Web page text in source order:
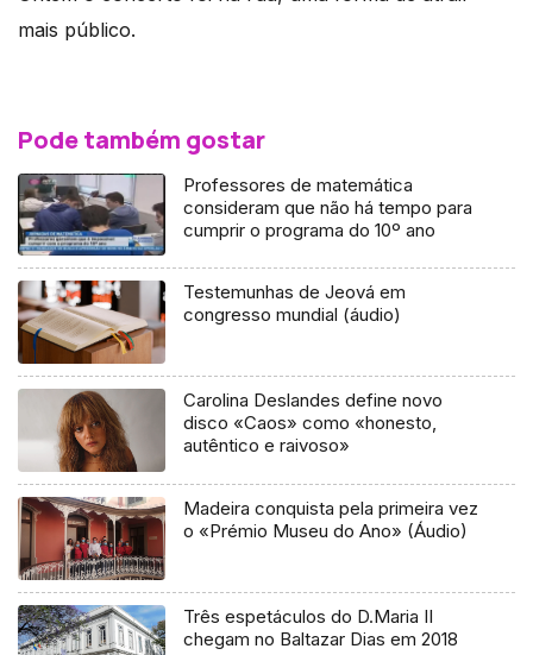
mais público.
Pode também gostar
Professores de matemática
consideram que não há tempo para
cumprir o programa do 10º ano
Testemunhas de Jeová em
congresso mundial (áudio)
Carolina Deslandes define novo
disco «Caos» como «honesto,
autêntico e raivoso»
Madeira conquista pela primeira vez
o «Prémio Museu do Ano» (Áudio)
Três espetáculos do D.Maria II
chegam no Baltazar Dias em 2018